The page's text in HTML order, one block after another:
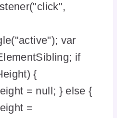
var
if
{
= null; } else {
=